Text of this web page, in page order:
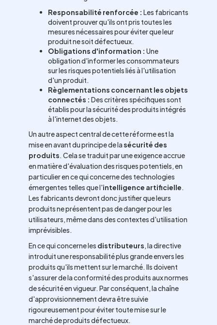
Responsabilité renforcée : Les fabricants
doivent prouver qu'ils ont pris toutes les
mesures nécessaires pour éviter que leur
produit ne soit défectueux.
Obligations d'information : Une
obligation d'informer les consommateurs
sur les risques potentiels liés à l'utilisation
d'un produit.
Règlementations concernant les objets
connectés : Des critères spécifiques sont
établis pour la sécurité des produits intégrés
à l'internet des objets.
Un autre aspect central de cette réforme est la
mise en avant du principe de lasécurité des
produits. Cela se traduit par une exigence accrue
en matière d'évaluation des risques potentiels, en
particulier en ce qui concerne des technologies
émergentes telles que l'intelligence artificielle.
Les fabricants devront donc justifier que leurs
produits ne présentent pas de danger pour les
utilisateurs, même dans des contextes d'utilisation
imprévisibles.
En ce qui concerne les distributeurs, la directive
introduit une responsabilité plus grande envers les
produits qu'ils mettent sur le marché. Ils doivent
s'assurer de la conformité des produits aux normes
de sécurité en vigueur. Par conséquent, la chaîne
d'approvisionnement devra être suivie
rigoureusement pour éviter toute mise sur le
marché de produits défectueux.